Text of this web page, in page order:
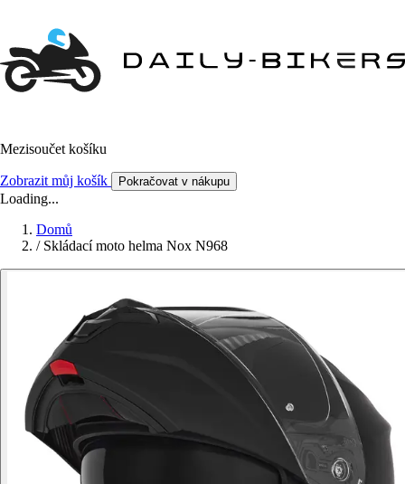
Mezisoučet košíku
Zobrazit můj košík Pokračovat v nákupu
Loading...
Domů
/ Skládací moto helma Nox N968